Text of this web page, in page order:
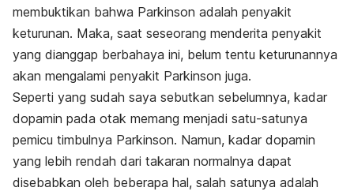
membuktikan bahwa Parkinson adalah penyakit
keturunan. Maka, saat seseorang menderita penyakit
yang dianggap berbahaya ini, belum tentu keturunannya
akan mengalami penyakit Parkinson juga.
Seperti yang sudah saya sebutkan sebelumnya, kadar
dopamin pada otak memang menjadi satu-satunya
pemicu timbulnya Parkinson. Namun, kadar dopamin
yang lebih rendah dari takaran normalnya dapat
disebabkan oleh beberapa hal, salah satunya adalah